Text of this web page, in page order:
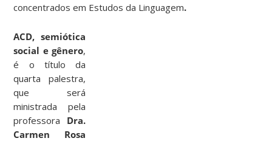
concentrados em Estudos da Linguagem.
ACD, semiótica
social e gênero,
é o título da
quarta palestra,
que será
ministrada pela
professora Dra.
Carmen Rosa